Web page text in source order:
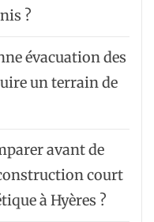
?
évacuation des
un terrain de
avant de
court
à Hyères ?